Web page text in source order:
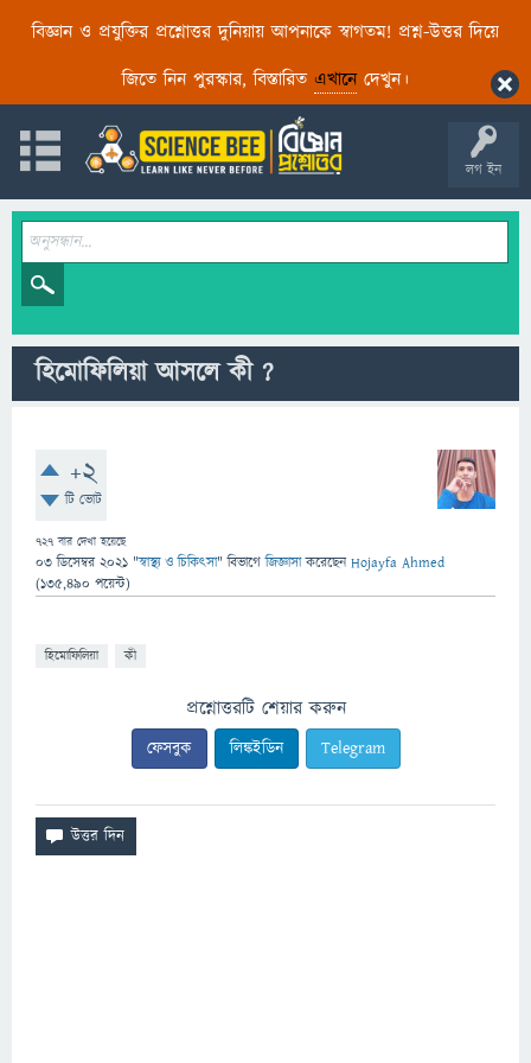
বিজ্ঞান ও প্রযুক্তির প্রশ্নোত্তর দুনিয়ায় আপনাকে স্বাগতম! প্রশ্ন-উত্তর দিয়ে
জিতে নিন পুরস্কার, বিস্তারিত এখানেদেখুন।
লগ ইন
হিমোফিলিয়া আসলে কী ?
+2
টি ভোট
727 বার দেখা হয়েছে
03 ডিসেম্বর 2021 "স্বাস্থ্য ও চিকিৎসা" বিভাগে জিজ্ঞাসাকরেছেনHojayfa Ahmed
(135,490 পয়েন্ট)
হিমোফিলিয়া কী
প্রশ্নোত্তরটি শেয়ার করুন
ফেসবুক লিঙ্কইডিন Telegram